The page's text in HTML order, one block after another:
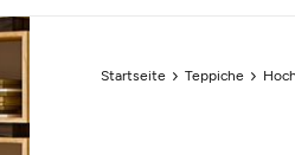
Startseite Teppiche